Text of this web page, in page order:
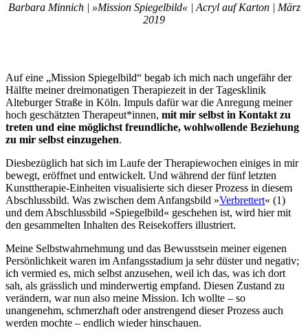
Barbara Minnich | »Mission Spiegelbild« | Acryl auf Karton | März
2019
Auf eine „Mission Spiegelbild“ begab ich mich nach ungefähr der
Hälfte meiner dreimonatigen Therapiezeit in der Tagesklinik
Alteburger Straße in Köln. Impuls dafür war die Anregung meiner
hoch geschätzten Therapeut*innen, mit mir selbst in Kontakt zu
treten und eine möglichst freundliche, wohlwollende Beziehung
zu mir selbst einzugehen.
Diesbezüglich hat sich im Laufe der Therapiewochen einiges in mir
bewegt, eröffnet und entwickelt. Und während der fünf letzten
Kunsttherapie-Einheiten visualisierte sich dieser Prozess in diesem
Abschlussbild. Was zwischen dem Anfangsbild »Verbrettert« (1)
und dem Abschlussbild »Spiegelbild« geschehen ist, wird hier mit
den gesammelten Inhalten des Reisekoffers illustriert.
Meine Selbstwahrnehmung und das Bewusstsein meiner eigenen
Persönlichkeit waren im Anfangsstadium ja sehr düster und negativ;
ich vermied es, mich selbst anzusehen, weil ich das, was ich dort
sah, als grässlich und minderwertig empfand. Diesen Zustand zu
verändern, war nun also meine Mission. Ich wollte – so
unangenehm, schmerzhaft oder anstrengend dieser Prozess auch
werden mochte – endlich wieder hinschauen.